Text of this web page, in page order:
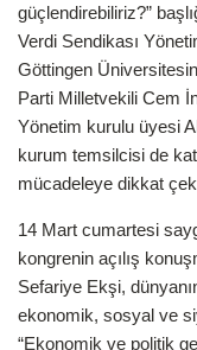
güçlendirebiliriz?”
Verdi Sendikası
Göttingen
Parti Milletvekili Cem
Yönetim kurulu üyesi
kurum temsilcisi de
mücadeleye dikkat
14 Mart cumartesi
kongrenin açılış
Sefariye Ekşi,
ekonomik, sosyal ve
“Ekonomik ve politik